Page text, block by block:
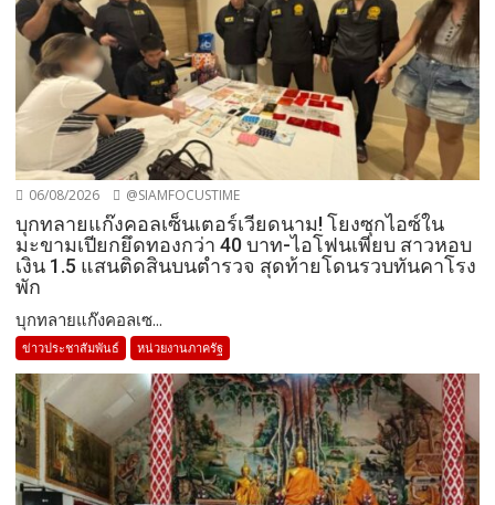
06/08/2026 @SIAMFOCUSTIME
บุกทลายแก๊งคอลเซ็นเตอร์เวียดนาม! โยงซุกไอซ์ใน
มะขามเปียกยึดทองกว่า 40 บาท-ไอโฟนเพียบ สาวหอบ
เงิน 1.5 แสนติดสินบนตำรวจ สุดท้ายโดนรวบทันคาโรง
พัก
บุกทลายแก๊งคอลเซ...
ข่าวประชาสัมพันธ์ หน่วยงานภาครัฐ